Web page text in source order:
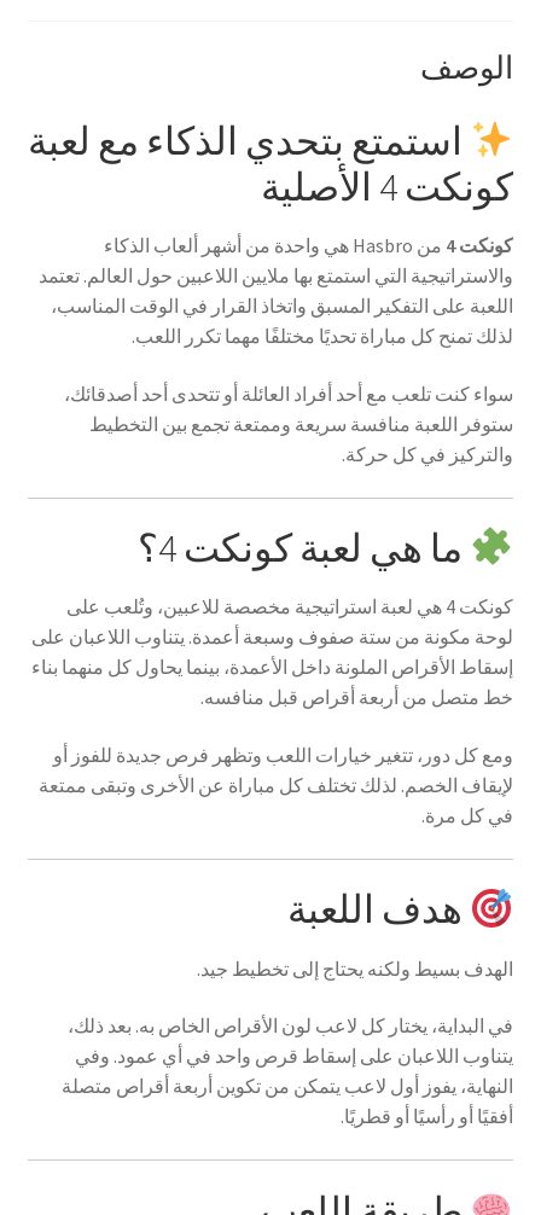
الوصف
استمتع بتحدي الذكاء مع لعبة
كونكت 4 الأصلية
كونكت 4
من Hasbro هي واحدة من أشهر ألعاب الذكاء
والاستراتيجية التي استمتع بها ملايين اللاعبين حول العالم. تعتمد
اللعبة على التفكير المسبق واتخاذ القرار في الوقت المناسب،
لذلك تمنح كل مباراة تحديًا مختلفًا مهما تكرر اللعب.
سواء كنت تلعب مع أحد أفراد العائلة أو تتحدى أحد أصدقائك،
ستوفر اللعبة منافسة سريعة وممتعة تجمع بين التخطيط
والتركيز في كل حركة.
ما هي لعبة كونكت 4؟
كونكت 4 هي لعبة استراتيجية مخصصة للاعبين، وتُلعب على
لوحة مكونة من ستة صفوف وسبعة أعمدة. يتناوب اللاعبان على
إسقاط الأقراص الملونة داخل الأعمدة، بينما يحاول كل منهما بناء
خط متصل من أربعة أقراص قبل منافسه.
ومع كل دور، تتغير خيارات اللعب وتظهر فرص جديدة للفوز أو
لإيقاف الخصم. لذلك تختلف كل مباراة عن الأخرى وتبقى ممتعة
في كل مرة.
هدف اللعبة
الهدف بسيط ولكنه يحتاج إلى تخطيط جيد.
في البداية، يختار كل لاعب لون الأقراص الخاص به. بعد ذلك،
يتناوب اللاعبان على إسقاط قرص واحد في أي عمود. وفي
النهاية، يفوز أول لاعب يتمكن من تكوين أربعة أقراص متصلة
أفقيًا أو رأسيًا أو قطريًا.